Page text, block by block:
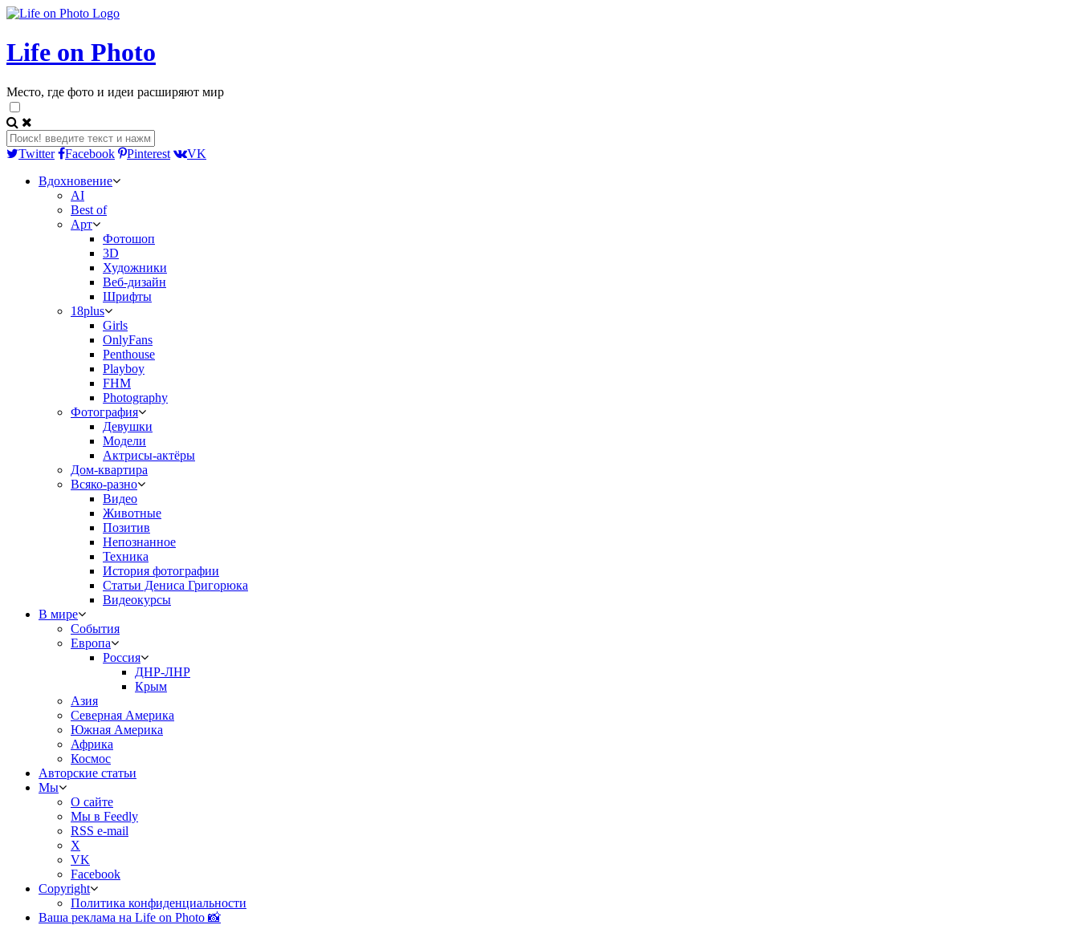
Life on Photo
Место, где фото и идеи расширяют мир
Twitter Facebook Pinterest
VK
Вдохновение
AI
Best of
Арт
Фотошоп
3D
Художники
Веб-дизайн
Шрифты
18plus
Girls
OnlyFans
Penthouse
Playboy
FHM
Photography
Фотография
Девушки
Модели
Актрисы-актёры
Дом-квартира
Всяко-разно
Видео
Животные
Позитив
Непознанное
Техника
История фотографии
Статьи Дениса Григорюка
Видеокурсы
В мире
События
Европа
Россия
ДНР-ЛНР
Крым
Азия
Северная Америка
Южная Америка
Африка
Космос
Авторские статьи
Мы
О сайте
Мы в Feedly
RSS e-mail
X
VK
Facebook
Copyright
Политика конфиденциальности
Ваша реклама на Life on Photo 📸